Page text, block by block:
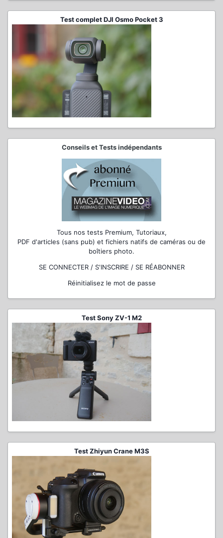
Test complet DJI Osmo Pocket 3
Conseils et Tests indépendants
Tous nos tests Premium, Tutoriaux,
PDF d'articles (sans pub) et fichiers natifs de caméras ou de
boîtiers photo.
SE CONNECTER / S'INSCRIRE / SE RÉABONNER
Réinitialisez le mot de passe
Test Sony ZV-1 M2
Test Zhiyun Crane M3S